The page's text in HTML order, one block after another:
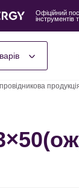
Офіційний
інструментів